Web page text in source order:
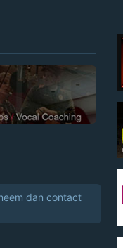
dan contact